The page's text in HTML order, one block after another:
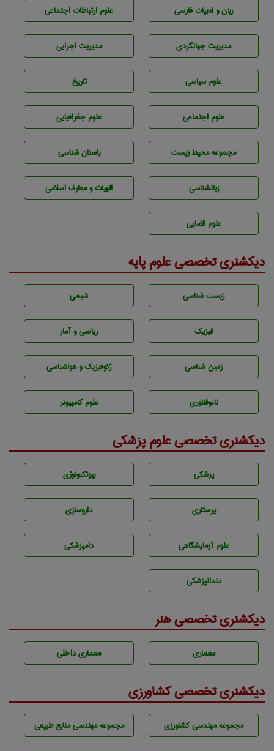
زبان و ادبيات فارسی علوم ارتباطات اجتماعی
مديريت جهانگردی مديريت اجرايی
علوم سياسی تاريخ
علوم اجتماعی علوم جغرافيايی
مجموعه محيط زيست باستان شناسی
زبانشناسی الهیات و معارف اسلامی
علوم قضایی
دیکشنری تخصصی علوم پایه
زيست شناسی شيمی
فیزیک ریاضی و آمار
زمين شناسی ژئوفيزيك و هواشناسی
نانوفناوری علوم کامپیوتر
دیکشنری تخصصی علوم پزشکی
پزشكی بيوتكنولوژی
پرستاری داروسازی
علوم آزمايشگاهی دامپزشكی
دندانپزشكی
دیکشنری تخصصی هنر
معماری معماری داخلی
دیکشنری تخصصی کشاورزی
مجموعه مهندسی كشاورزی مجموعه مهندسی منابع طبيعی